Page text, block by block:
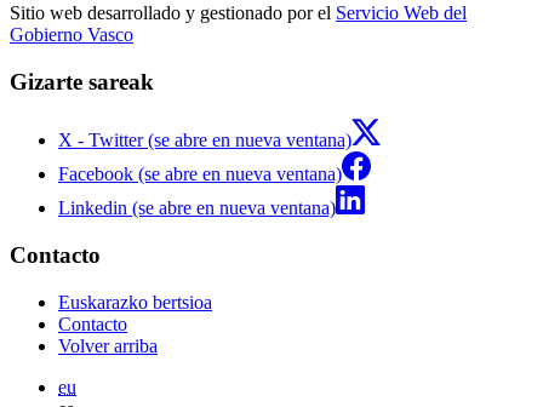
Sitio web desarrollado y gestionado por el Servicio Web del
Gobierno Vasco
Gizarte sareak
X - Twitter (se abre en nueva ventana)
Facebook (se abre en nueva ventana)
Linkedin (se abre en nueva ventana)
Contacto
Euskarazko bertsioa
Contacto
Volver arriba
eu